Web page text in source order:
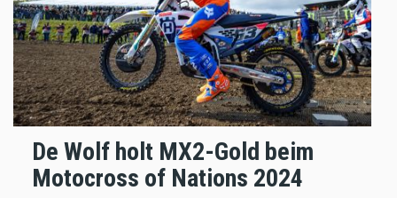
De Wolf holt MX2-Gold beim
Motocross of Nations 2024